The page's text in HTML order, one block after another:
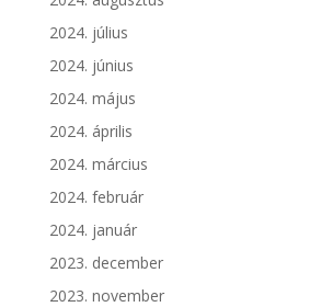
2024. július
2024. június
2024. május
2024. április
2024. március
2024. február
2024. január
2023. december
2023. november